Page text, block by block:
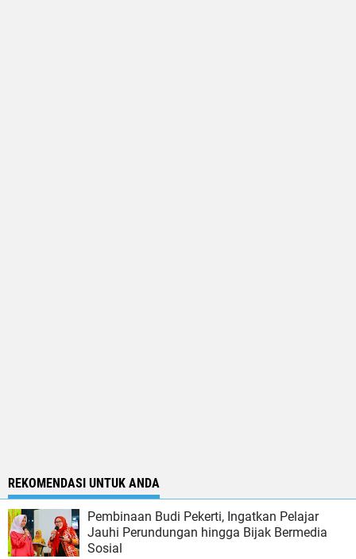
REKOMENDASI UNTUK ANDA
Pembinaan Budi Pekerti, Ingatkan Pelajar
Jauhi Perundungan hingga Bijak Bermedia
Sosial